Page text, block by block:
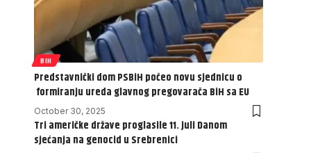
BIH
Predstavnički dom PSBiH počeo novu sjednicu o
formiranju ureda glavnog pregovarača BiH sa EU
October 30, 2025
Tri američke države proglasile 11. juli Danom
sjećanja na genocid u Srebrenici